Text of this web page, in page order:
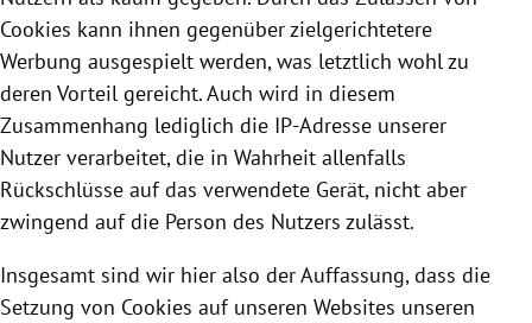
Cookies kann ihnen gegenüber zielgerichtetere
Werbung ausgespielt werden, was letztlich wohl zu
deren Vorteil gereicht. Auch wird in diesem
Zusammenhang lediglich die IP-Adresse unserer
Nutzer verarbeitet, die in Wahrheit allenfalls
Rückschlüsse auf das verwendete Gerät, nicht aber
zwingend auf die Person des Nutzers zulässt.
Insgesamt sind wir hier also der Auffassung, dass die
Setzung von Cookies auf unseren Websites unseren